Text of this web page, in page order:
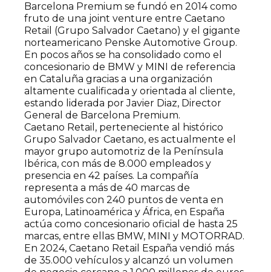
Barcelona Premium se fundó en 2014 como
fruto de una joint venture entre Caetano
Retail (Grupo Salvador Caetano) y el gigante
norteamericano Penske Automotive Group.
En pocos años se ha consolidado como el
concesionario de BMW y MINI de referencia
en Cataluña gracias a una organización
altamente cualificada y orientada al cliente,
estando liderada por Javier Diaz, Director
General de Barcelona Premium.
Caetano Retail, perteneciente al histórico
Grupo Salvador Caetano, es actualmente el
mayor grupo automotriz de la Península
Ibérica, con más de 8.000 empleados y
presencia en 42 países. La compañía
representa a más de 40 marcas de
automóviles con 240 puntos de venta en
Europa, Latinoamérica y África, en España
actúa como concesionario oficial de hasta 25
marcas, entre ellas BMW, MINI y MOTORRAD.
En 2024, Caetano Retail España vendió más
de 35.000 vehículos y alcanzó un volumen